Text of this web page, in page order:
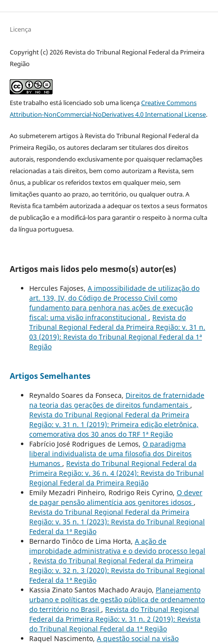
Licença
Copyright (c) 2026 Revista do Tribunal Regional Federal da Primeira
Região
Este trabalho está licenciado sob uma licençaCreative Commons
Attribution-NonCommercial-NoDerivatives 4.0 International License.
Ao submeterem artigos à Revista do Tribunal Regional Federal da
Primeira Região, os autores declaram ser titulares dos direitos
autorais, respondendo exclusivamente por quaisquer reclamações
relacionadas a tais direitos, bem como autorizam a Revista, sem
ônus, a publicar os referidos textos em qualquer meio, sem
limitações quanto ao prazo, ao território, ou qualquer outra. A
Revista fica também autorizada a adequar os textos a seus formatos
de publicação e a modificá-los para garantir o respeito à norma culta
da língua portuguesa.
Artigos mais lidos pelo mesmo(s) autor(es)
Hercules Fajoses, A impossibilidade de utilização do
art. 139, IV, do Código de Processo Civil como
fundamento para penhora nas ações de execução
fiscal: uma visão infraconstitucional , Revista do
Tribunal Regional Federal da Primeira Região: v. 31 n.
03 (2019): Revista do Tribunal Regional Federal da 1ª
Região
Artigos Semelhantes
Reynaldo Soares da Fonseca, Direitos de fraternidade
na teoria das gerações de direitos fundamentais ,
Revista do Tribunal Regional Federal da Primeira
Região: v. 31 n. 1 (2019): Primeira edição eletrônica,
comemorativa dos 30 anos do TRF 1ª Região
Fabrício José Rodrigues de Lemos, O paradigma
liberal individualista de uma filosofia dos Direitos
Humanos , Revista do Tribunal Regional Federal da
Primeira Região: v. 36 n. 4 (2024): Revista do Tribunal
Regional Federal da Primeira Região
Emily Mezadri Pinheiro, Rodrigo Reis Cyrino, O dever
de pagar pensão alimentícia aos genitores idosos ,
Revista do Tribunal Regional Federal da Primeira
Região: v. 35 n. 1 (2023): Revista do Tribunal Regional
Federal da 1ª Região
Bernardo Tinôco de Lima Horta, A ação de
improbidade administrativa e o devido processo legal
, Revista do Tribunal Regional Federal da Primeira
Região: v. 32 n. 3 (2020): Revista do Tribunal Regional
Federal da 1ª Região
Kassia Zinato Santos Machado Araujo, Planejamento
urbano e políticas de gestão pública de ordenamento
do território no Brasil , Revista do Tribunal Regional
Federal da Primeira Região: v. 31 n. 2 (2019): Revista
do Tribunal Regional Federal da 1ª Região
Raquel Nascimento, A questão social na visão